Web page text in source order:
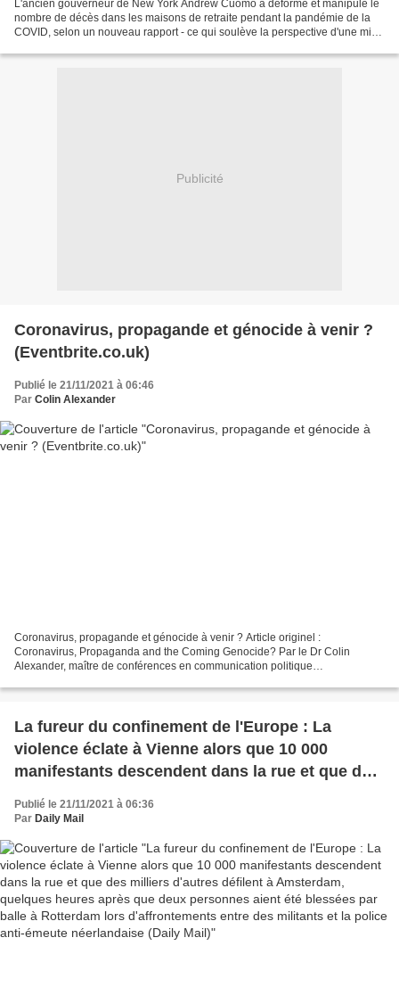
L'ancien gouverneur de New York Andrew Cuomo a déformé et manipulé le
nombre de décès dans les maisons de retraite pendant la pandémie de la
COVID, selon un nouveau rapport - ce qui soulève la perspective d'une mise
Publicité
Coronavirus, propagande et génocide à venir ?
(Eventbrite.co.uk)
Publié le 21/11/2021 à 06:46
Par Colin Alexander
Coronavirus, propagande et génocide à venir ? Article originel :
Coronavirus, Propaganda and the Coming Genocide? Par le Dr Colin
Alexander, maître de conférences en communication politique
La fureur du confinement de l'Europe : La
violence éclate à Vienne alors que 10 000
manifestants descendent dans la rue et que des
milliers d'autres défilent à Amsterdam, quelques
heures après que deux personnes aient été
d'affrontements entre des militants et la police
anti-émeute néerlandaise (Daily Mail)
Publié le 21/11/2021 à 06:36
Par Daily Mail